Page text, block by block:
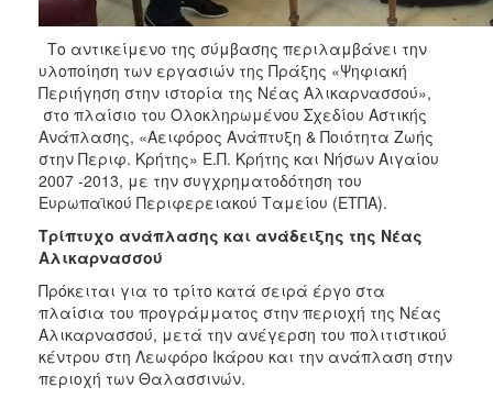
Το αντικείμενο της σύμβασης περιλαμβάνει την
υλοποίηση των εργασιών της Πράξης «Ψηφιακή
Περιήγηση στην ιστορία της Νέας Αλικαρνασσού»,
στο πλαίσιο του Ολοκληρωμένου Σχεδίου Αστικής
Ανάπλασης, «Αειφόρος Ανάπτυξη & Ποιότητα Ζωής
στην Περιφ. Κρήτης» Ε.Π. Κρήτης και Νήσων Αιγαίου
2007 -2013, με την συγχρηματοδότηση του
Ευρωπαϊκού Περιφερειακού Ταμείου (ΕΤΠΑ).
Τρίπτυχο ανάπλασης και ανάδειξης της Νέας
Αλικαρνασσού
Πρόκειται για το τρίτο κατά σειρά έργο στα
πλαίσια του προγράμματος στην περιοχή της Νέας
Αλικαρνασσού, μετά την ανέγερση του πολιτιστικού
κέντρου στη Λεωφόρο Ικάρου και την ανάπλαση στην
περιοχή των Θαλασσινών.